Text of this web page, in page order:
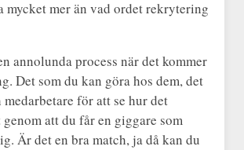
mycket mer än vad ordet rekrytering
annolunda process när det kommer
Det som du kan göra hos dem, det
medarbetare för att se hur det
att du får en giggare som
Är det en bra match, ja då kan du